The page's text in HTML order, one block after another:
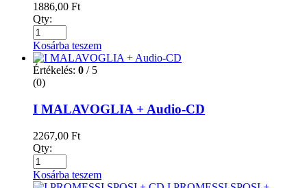
1886,00 Ft
Qty:
Kosárba teszem
Értékelés: 0 / 5
(0)
I MALAVOGLIA + Audio-CD
2267,00 Ft
Qty:
Kosárba teszem